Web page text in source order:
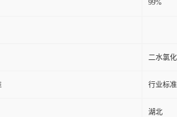
99%
二水氯
行业标准
湖北